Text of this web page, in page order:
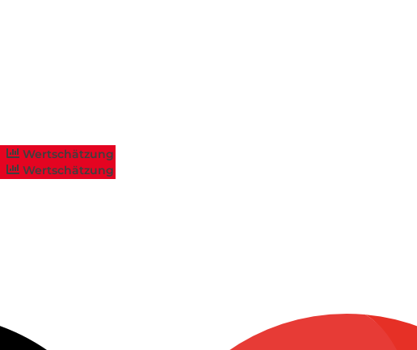
Wertschätzung
Wertschätzung